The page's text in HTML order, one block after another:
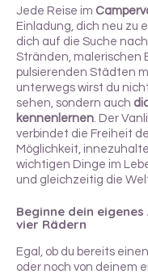
Jede Reise im
Einladung, dich neu zu
dich auf die Suche
Stränden, malerischen
pulsierenden Städten
unterwegs wirst du
sehen, sondern auch
kennenlernen. Der
verbindet die Freiheit
Möglichkeit,
wichtigen Dinge im
und gleichzeitig die
Beginne dein
vier Rädern
Egal, ob du bereits
oder noch von deinem